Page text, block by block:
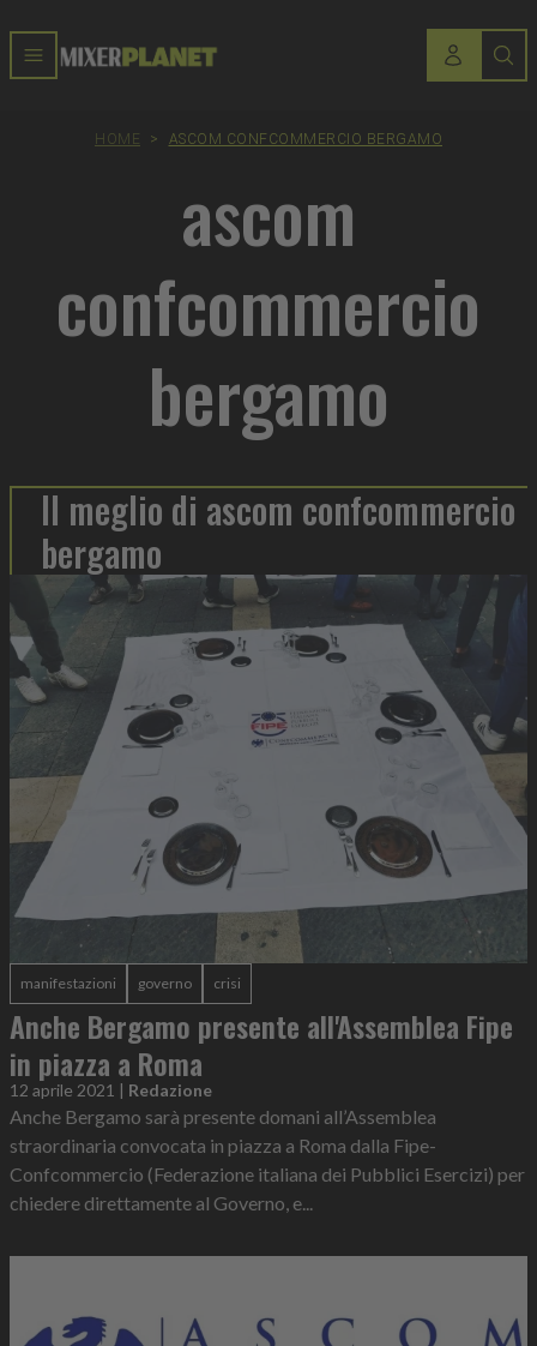
HOME > ASCOM CONFCOMMERCIO BERGAMO
ascom
confcommercio
bergamo
Il meglio di ascom confcommercio
bergamo
manifestazioni governo crisi
Anche Bergamo presente all'Assemblea Fipe
in piazza a Roma
12 aprile 2021 | Redazione
Anche Bergamo sarà presente domani all’Assemblea
straordinaria convocata in piazza a Roma dalla Fipe-
Confcommercio (Federazione italiana dei Pubblici Esercizi) per
chiedere direttamente al Governo, e...